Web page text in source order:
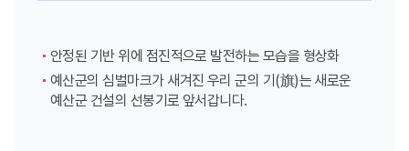
안정된 기반 위에 점진적으로 발전하는 모습을 형상화
예산군의 심벌마크가 새겨진 우리 군의 기(旗)는 새로운
예산군 건설의 선봉기로 앞서갑니다.